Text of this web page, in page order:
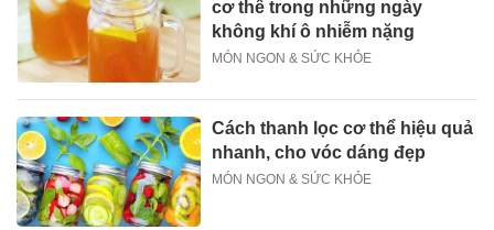
cơ thể trong những ngày
không khí ô nhiễm nặng
MÓN NGON & SỨC KHỎE
Cách thanh lọc cơ thể hiệu quả
nhanh, cho vóc dáng đẹp
MÓN NGON & SỨC KHỎE